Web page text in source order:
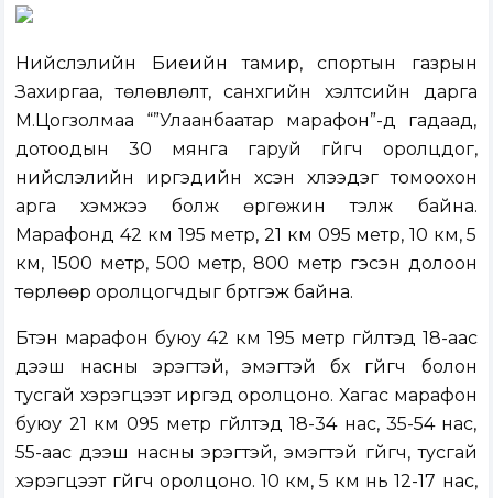
Нийслэлийн Биеийн тамир, спортын газрын
Захиргаа, төлөвлөлт, санхүүгийн хэлтсийн дарга
М.Цогзолмаа “”Улаанбаатар марафон”-д гадаад,
дотоодын 30 мянга гаруй гүйгч оролцдог,
нийслэлийн иргэдийн хүсэн хүлээдэг томоохон
арга хэмжээ болж өргөжин тэлж байна.
Марафонд 42 км 195 метр, 21 км 095 метр, 10 км, 5
км, 1500 метр, 500 метр, 800 метр гэсэн долоон
төрлөөр оролцогчдыг бүртгэж байна.
Бүтэн марафон буюу 42 км 195 метр гүйлтэд 18-аас
дээш насны эрэгтэй, эмэгтэй бүх гүйгч болон
тусгай хэрэгцээт иргэд оролцоно. Хагас марафон
буюу 21 км 095 метр гүйлтэд 18-34 нас, 35-54 нас,
55-аас дээш насны эрэгтэй, эмэгтэй гүйгч, тусгай
хэрэгцээт гүйгч оролцоно. 10 км, 5 км нь 12-17 нас,